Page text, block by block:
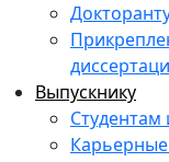
Выпускнику
Студентам